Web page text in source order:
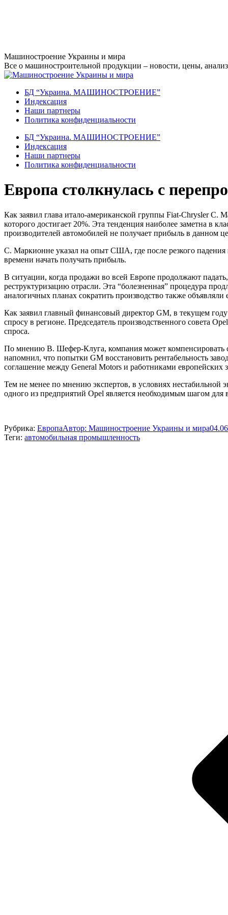
Перейти
к
содержанию
Машиностроение Украины и мира
Все о машиностроительной продукции – новости, цены,
БД “Украина. МАШИНОСТРОЕНИЕ”
Индекcация
Наши партнеры
Политика конфиденциальности
БД “Украина. МАШИНОСТРОЕНИЕ”
Индекcация
Наши партнеры
Политика конфиденциальности
Европа столкнулась с
Как заявил глава итало-американской группы Fiat-Chrysler С.
которого достигает 20%. Эта тенденция наиболее заметна в
производителей автомобилей не получает прибыль в данном
С. Маркионне указал на опыт США, где после резкого
времени начать получать прибыль.
В ситуации, когда продажи во всей Европе продолжают
реструктуризацию отрасли. Эта “болезненная” процедура
аналогичных планах сократить производство также
Как заявил главный финансовый директор GM, в текущем
спросу в регионе. Председатель производственного совета
спроса.
По мнению В. Шефер-Клуга, компания может компенсировать
напомнил, что попытки GM восстановить рентабельность
соглашение между General Motors и работниками европейских
Тем не менее по мнению экспертов, в условиях нестабильной
одного из предприятий Opel является необходимым шагом
Рубрика: ЕвропаАвтор: Машиностроение Украины и мира
Теги: автомобильная промышленность